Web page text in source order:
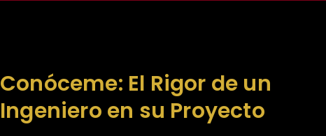
Conóceme: El Rigor de un
Ingeniero en su Proyecto